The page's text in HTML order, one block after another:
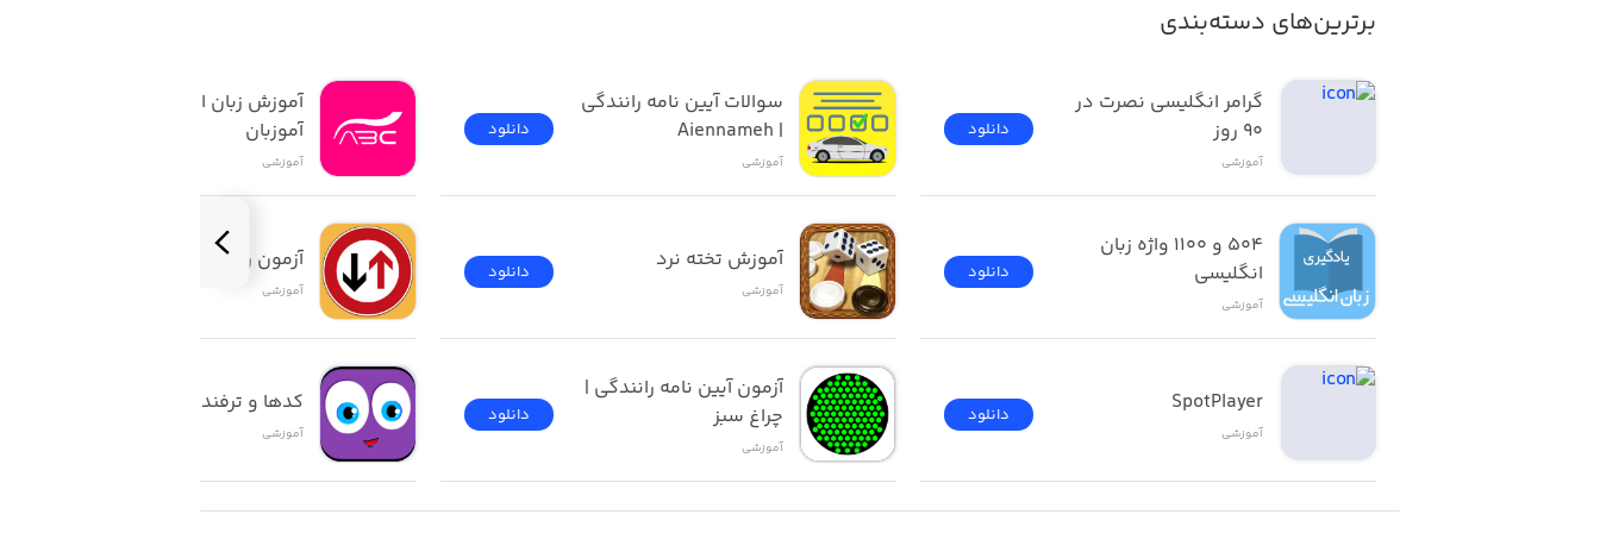
- ویجت اختصاصی برای Home Screen
- امکان مشاهده موقعیت ستارگان در گذشته یا آینده
- موسیقی آرامش‌بخش
از این اپلیکیشن می‌توان خصوصاً در زمانی که آسمان شب پر از ستاره است، نهایت استفاده را برد. شما بعد از گرفتن دوربین گوشی خود می‌توانید
نام یک ستاره را به همراه اطلاعاتی از قبیل فاصله آن تا زمین و صور فلکی‌اش را بشناسید. اما این همه امکانات برنامه را شامل نمی‌شود. بلکه این
اپ حتی قادر است که ایستگاه فضایی بالای سر شما را به همراه ماهواره‌های تحقیقاتی که در سیاهی شب در حرکت هستند تشخیص دهد و آن‌ها
را به شما معرفی کند. البته تا به اینجا ما در مورد نسخه رایگان برنامه صحبت کردیم و شما می‌توانید از قابلیت‌های ذکر شده در این نسخه استفاده
کنید. اما در صورتی که حس ماجراجویانه شما دوست دارد به چیزی بیش از این دست پیدا کند، بهتر است نسخه پولی آن را روی گوشی خود نصب و
استفاده کنید.
امکانات برنامه
برای اینکه به صورت دقیق‌تری با این برنامه آشنا شوید، بهتر است لیست امکانات آن را در ادامه بررسی کنید.
قابلیت بررسی اجرام آسمانی
اگرچه در بسیاری از سایت‌ها به این موضوع اشاره شده است که شما از برنامه SkyView تنها می‌توانید برای تماشای ستارگان و به دست آوردن
برترین‌های دسته‌بندی
٩٠ روز
آموزشی
دانلود
انگلیسی
آموزشی
دانلود
SpotPlayer
آموزشی
دانلود
| Aiennameh
آموزشی
دانلود
آموزش تخته نرد
آموزشی
دانلود
چراغ سبز
آموزشی
دانلود
آموزبان
آموزشی
آزمون راهنمایی و رانندگی
آموزشی
کدها و ترفندهای ios
آموزشی